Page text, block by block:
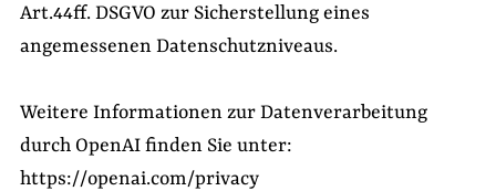
Art.44ff. DSGVO zur Sicherstellung eines
angemessenen Datenschutzniveaus.
Weitere Informationen zur Datenverarbeitung
durch OpenAI finden Sie unter:
https://openai.com/privacy